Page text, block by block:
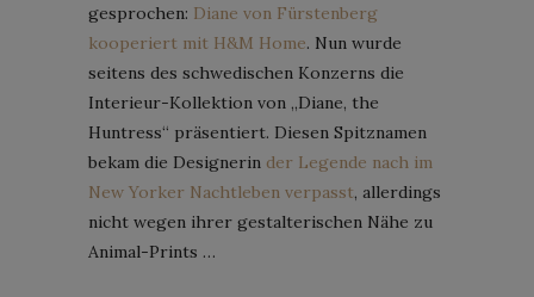
gesprochen: Diane von Fürstenberg
kooperiert mit H&M Home. Nun wurde
seitens des schwedischen Konzerns die
Interieur-Kollektion von „Diane, the
Huntress“ präsentiert. Diesen Spitznamen
bekam die Designerin der Legende nach im
New Yorker Nachtleben verpasst, allerdings
nicht wegen ihrer gestalterischen Nähe zu
Animal-Prints …